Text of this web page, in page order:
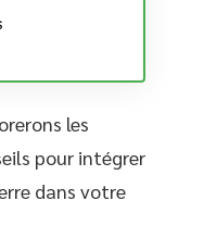
les
pour intégrer
dans votre